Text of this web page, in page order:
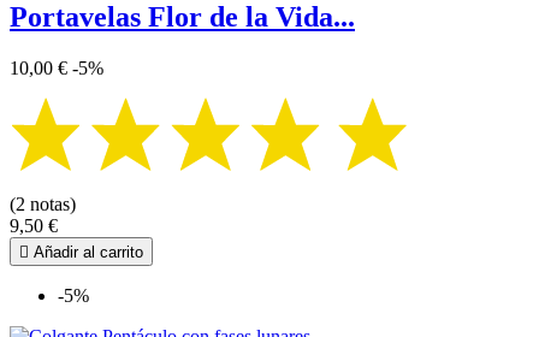
Portavelas Flor de la Vida...
10,00 € -5%
(2 notas)
9,50 €
 Añadir al carrito
-5%